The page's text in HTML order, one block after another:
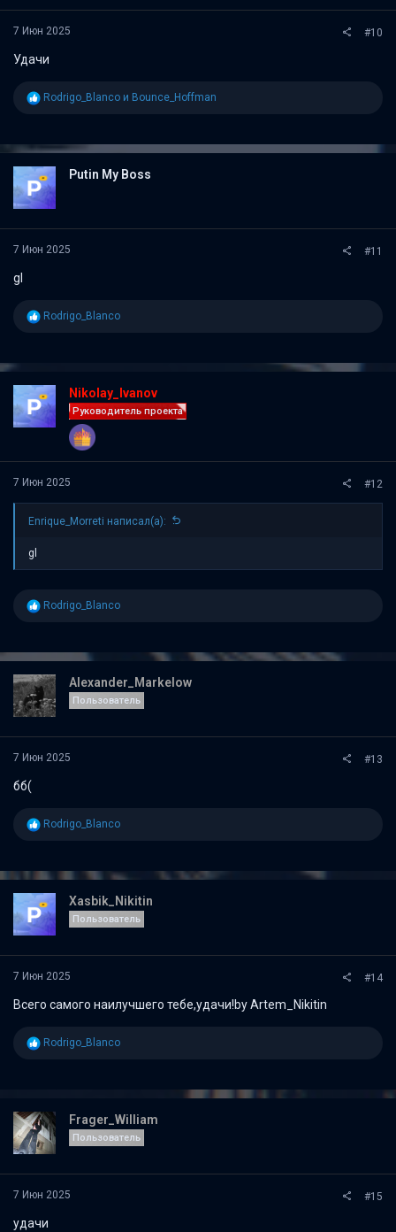
7 Июн 2025 #10
Удачи
Р
ц
и
и
Rodrigo_Blanco и Bounce_Hoffman
Putin My Boss
7 Июн 2025 #11
gl
Р
и
и
Rodrigo_Blanco
Nikolay_Ivanov
Руководитель проекта
7 Июн 2025 #12
Enrique_Morreti написал(а):
gl
Р
ц
и
и
:
Rodrigo_Blanco
Alexander_Markelow
Пользователь
7 Июн 2025 #13
бб(
Р
ц
и
и
Rodrigo_Blanco
Xasbik_Nikitin
Пользователь
7 Июн 2025 #14
Всего самого наилучшего тебе,удачи!by Artem_Nikitin
Р
и
и
:
Rodrigo_Blanco
Frager_William
Пользователь
7 Июн 2025 #15
удачи